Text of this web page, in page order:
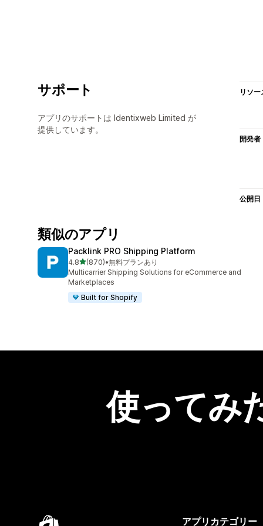
サポート
アプリのサポートは Identixweb Limited が
提供しています。
リソー
開発者
公開日
類似のアプリ
Packlink PRO Shipping Platform
4.85つ星中
(870)
合計レビュー数：870件
•無料プランあり
Multicarrier Shipping Solutions for eCommerce and
Marketplaces
Built for Shopify
使ってみ
アプリカテゴリー